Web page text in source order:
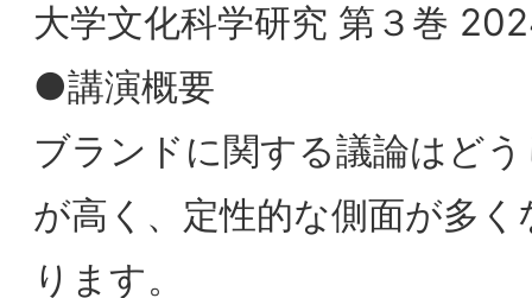
【会員限定】12/3(水)2025
会研究会「『すべてはお客
様のために』お客様に愛さ
れ、好まれるスーパーコノ
ミヤ」
【会員限定】2025年
ドからみる意味のイノ
ション」開催レポ
【会員限定】2026年4月度 東京第27回
フォーラム 開催レポート